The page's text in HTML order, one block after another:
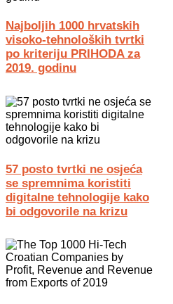
Najboljih 1000 hrvatskih
visoko-tehnoloških tvrtki
po kriteriju PRIHODA za
2019. godinu
57 posto tvrtki ne osjeća
se spremnima koristiti
digitalne tehnologije kako
bi odgovorile na krizu